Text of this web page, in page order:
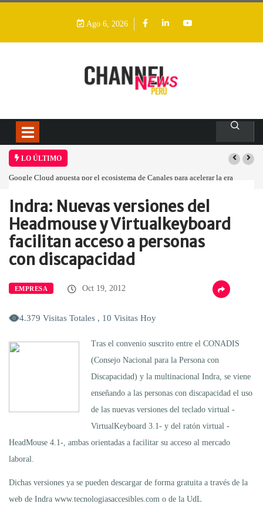
Ago 6, 2026
LO ÚLTIMO
Google Cloud apuesta por el ecosistema de Canales para acelerar la era
Home
Empresa Indra: Nuevas versiones…
Indra: Nuevas versiones del
Headmouse y Virtualkeyboard
facilitan acceso a personas
con discapacidad
EMPRESA Oct 19, 2012
4.379 Visitas Totales , 10 Visitas Hoy
Tras el convenio suscrito entre el CONADIS
(Consejo Nacional para la Persona con
Discapacidad) y la multinacional Indra, se viene
enseñando a las personas con discapacidad el uso
de las nuevas versiones del teclado virtual -
VirtualKeyboard 3.1- y del ratón virtual -
HeadMouse 4.1-, ambas orientadas a facilitar su acceso al mercado
laboral.
Dichas versiones ya se pueden descargar de forma gratuita a través de la
web de Indra www.tecnologiasaccesibles.com o de la UdL